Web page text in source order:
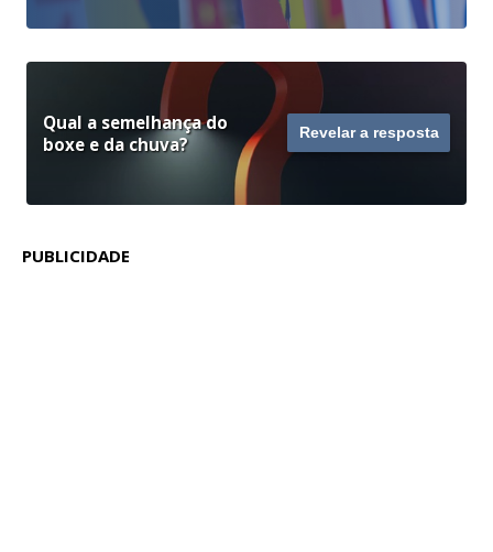
Qual a semelhança do
boxe e da chuva?
Revelar a resposta
PUBLICIDADE